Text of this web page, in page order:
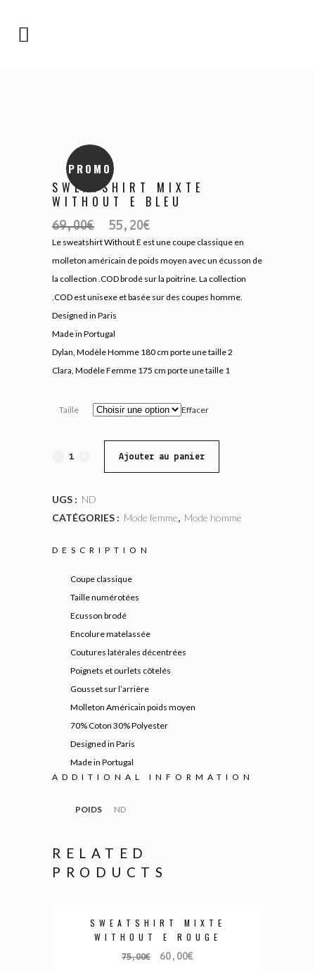
PROMO
SWEATSHIRT MIXTE
WITHOUT E BLEU
69,00€ 55,20€
Le sweatshirt Without E est une coupe classique en
molleton américain de poids moyen avec un écusson de
la collection .COD brodé sur la poitrine. La collection
.COD est unisexe et basée sur des coupes homme.
Designed in Paris
Made in Portugal
Dylan, Modèle Homme 180 cm porte une taille 2
Clara, Modèle Femme 175 cm porte une taille 1
Taille Effacer
Ajouter au panier
UGS : ND
CATÉGORIES : Mode femme, Mode homme
DESCRIPTION
Coupe classique
Taille numérotées
Ecusson brodé
Encolure matelassée
Coutures latérales décentrées
Poignets et ourlets côtelés
Gousset sur l’arrière
Molleton Américain poids moyen
70% Coton 30% Polyester
Designed in Paris
Made in Portugal
ADDITIONAL INFORMATION
POIDS ND
RELATED
PRODUCTS
PROMO
SWEATSHIRT MIXTE
WITHOUT E ROUGE
75,00€ 60,00€